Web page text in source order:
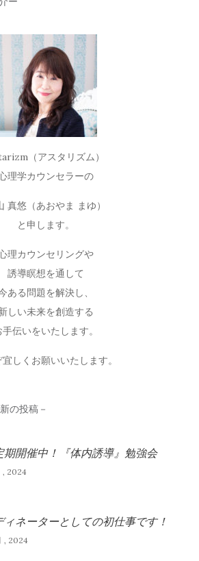
（アスタリズム）
理学カウンセラーの
真悠（あおやま まゆ）
と申します。
理カウンセリングや
誘導瞑想を通して
ある問題を解決し、
しい未来を創造する
手伝いをいたします。
宜しくお願いいたします。
の投稿－
期開催中！『体内誘導』勉強会
, 2024
ィネーターとしての初仕事です！
, 2024